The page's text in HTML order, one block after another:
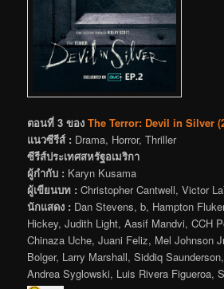
ตอนที่ 3 ของ The Terror: Devil in Silver
แนวซีรีส์ : Drama, Horror, Thriller
ซีรีส์ประเทศสหรัฐอเมริกา
ผู้กำกับ : Karyn Kusama
ผู้เขียนบท : Christopher Cantwell, Victor
นักแสดง : Dan Stevens, b, Hampton
Hickey, Judith Light, Aasif Mandvi, CCH
Chinaza Uche, Juani Feliz, Mel Johnson
Bolger, Larry Marshall, Siddiq
Andrea Syglowski, Luis Rivera Figueroa,